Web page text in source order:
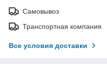
Самовывоз
Транспортная компания
Все условия доставки